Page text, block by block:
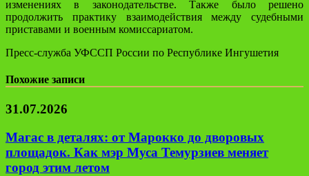
изменениях в законодательстве. Также было решено
продолжить практику взаимодействия между судебными
приставами и военным комиссариатом.
Пресс-служба УФССП России по Республике Ингушетия
Похожие записи
31.07.2026
Магас в деталях: от Марокко до дворовых
площадок. Как мэр Муса Темурзиев меняет
город этим летом